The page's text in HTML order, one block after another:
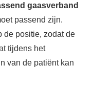
gaasverband
passend zijn.
de positie, zodat de
tijdens het
van de patiënt kan